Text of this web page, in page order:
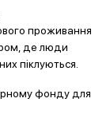
проживання
де люди
піклуються.
фонду для